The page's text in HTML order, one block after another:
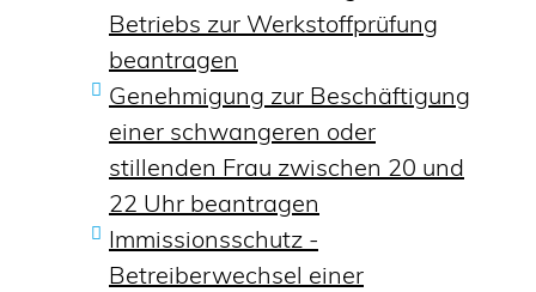
Betriebs zur Werkstoffprüfung
beantragen
Genehmigung zur Beschäftigung
einer schwangeren oder
stillenden Frau zwischen 20 und
22 Uhr beantragen
Immissionsschutz -
Betreiberwechsel einer